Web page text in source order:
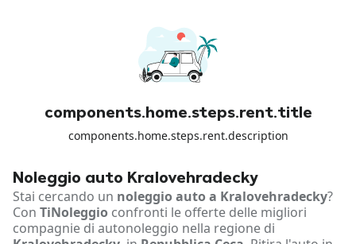
components.home.steps.rent.title
components.home.steps.rent.description
Noleggio auto Kralovehradecky
Stai cercando un noleggio auto a Kralovehradecky?
Con TiNoleggio confronti le offerte delle migliori
compagnie di autonoleggio nella regione di